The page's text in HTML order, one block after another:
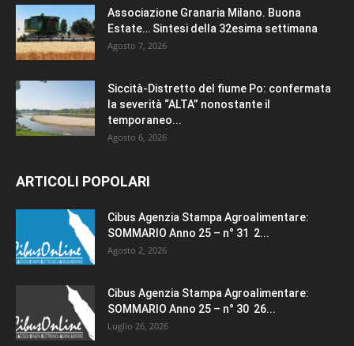
Associazione Granaria Milano. Buona
Estate… Sintesi della 32esima settimana
Agosto 7, 2026
Siccità-Distretto del fiume Po: confermata
la severità “ALTA” nonostante il
temporaneo...
Agosto 6, 2026
ARTICOLI POPOLARI
Cibus Agenzia Stampa Agroalimentare:
SOMMARIO Anno 25 – n° 31 2...
Agosto 2, 2026
Cibus Agenzia Stampa Agroalimentare:
SOMMARIO Anno 25 – n° 30 26...
Luglio 26, 2026